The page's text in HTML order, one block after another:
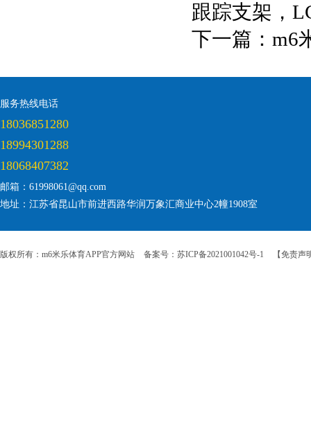
跟踪支架，
下一篇： m6
服务热线电话
18036851280
18994301288
18068407382
邮箱：61998061@qq.com
地址：江苏省昆山市前进西路华润万象汇商业中心2幢1908室
版权所有：m6米乐体育APP官方网站 备案号：苏ICP备2021001042号-1 【免责声